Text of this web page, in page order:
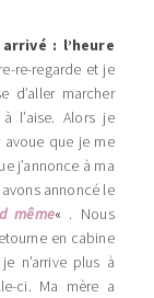
: l’heure
re-regarde et je
d’aller marcher
l’aise. Alors je
que je me
j’annonce à ma
annoncé le
même« . Nous
en cabine
n’arrive plus à
ci. Ma mère a